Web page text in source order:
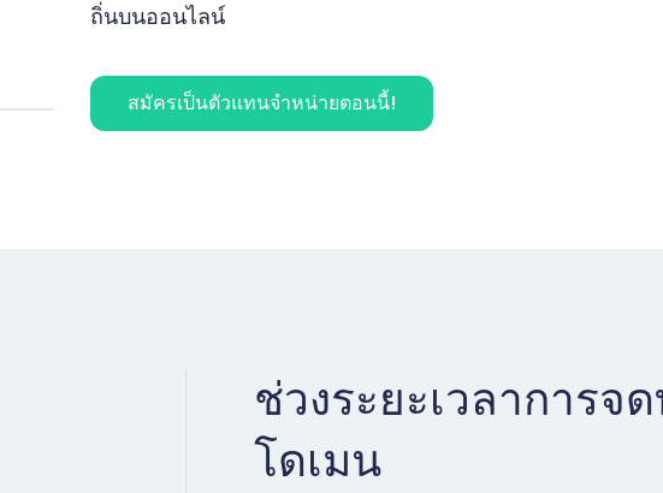
ถิ่นบนออนไลน์
สมัครเป็นตัวแทนจำหน่ายตอนนี้!
ช่วงระยะเวลาการจ
โดเมน